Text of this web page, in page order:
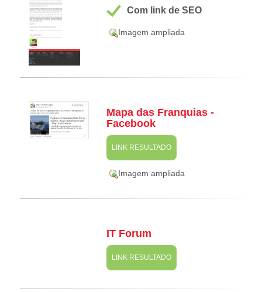
Com link de SEO
Imagem ampliada
Mapa das Franquias -
Facebook
LINK RESULTADO
Imagem ampliada
IT Forum
LINK RESULTADO